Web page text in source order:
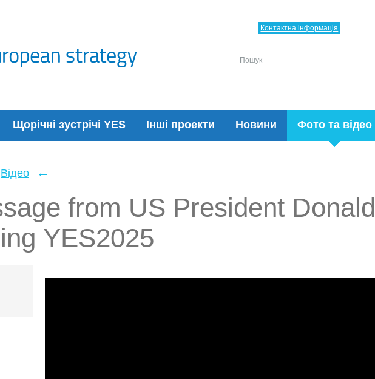
Щорічні зустрічі YES Інші проекти Новини Фото та відео
Контактна інформація
Пошук
Відео ←
from US President Donald
YES2025